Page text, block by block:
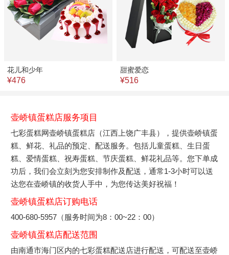
花儿和少年
¥476
甜蜜爱恋
¥516
壶峤镇蛋糕店服务项目
七彩蛋糕网壶峤镇蛋糕店（江西上饶广丰县），提供壶峤镇蛋
糕、鲜花、礼品的预定、配送服务。包括儿童蛋糕、生日蛋
糕、爱情蛋糕、祝寿蛋糕、节庆蛋糕、鲜花礼品等。您下单成
功后，我们会立刻为您安排制作及配送，通常1-3小时可以送
达您在壶峤镇的收货人手中，为您传达美好祝福！
壶峤镇蛋糕店订购电话
400-680-5957（服务时间为8：00~22：00）
壶峤镇蛋糕店配送范围
由南通市海门区内的七彩蛋糕配送店进行配送，可配送至壶峤